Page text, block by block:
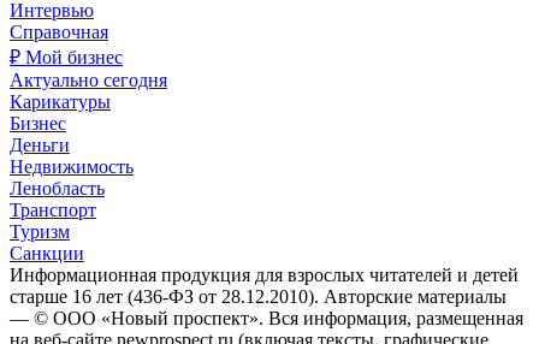
Интервью
Справочная
₽ Мой бизнес
Актуально сегодня
Карикатуры
Бизнес
Деньги
Недвижимость
Ленобласть
Транспорт
Туризм
Санкции
Информационная продукция для взрослых читателей и детей
старше 16 лет (436-ФЗ от 28.12.2010). Авторские материалы
— © ООО «Новый проспект». Вся информация, размещенная
на веб-сайте newprospect.ru (включая тексты, графические